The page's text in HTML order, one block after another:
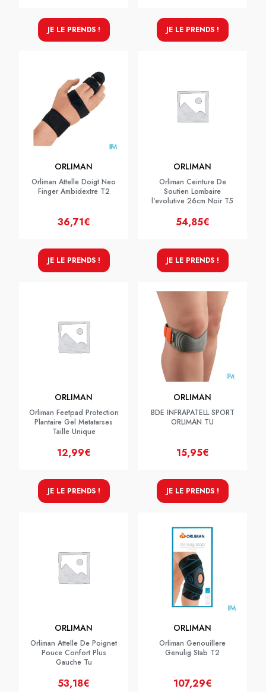
JE LE PRENDS ! JE LE PRENDS !
ORLIMAN
Orliman Attelle Doigt Neo
Finger Ambidextre T2
36,71€
JE LE PRENDS !
ORLIMAN
Orliman Ceinture De
Soutien Lombaire
l'evolutive 26cm Noir T5
54,85€
JE LE PRENDS !
ORLIMAN
Orliman Feetpad Protection
Plantaire Gel Metatarses
Taille Unique
12,99€
JE LE PRENDS !
ORLIMAN
BDE INFRAPATELL SPORT
ORLIMAN TU
15,95€
JE LE PRENDS !
ORLIMAN
Orliman Attelle De Poignet
Pouce Confort Plus
Gauche Tu
53,18€
ORLIMAN
Orliman Genouillere
Genulig Stab T2
107,29€